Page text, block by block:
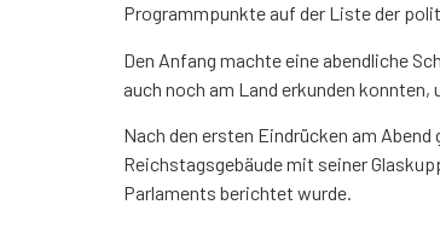
Programmpunkte auf der Liste der
Den Anfang machte eine abendliche
auch noch am Land erkunden
Nach den ersten Eindrücken am
Reichstagsgebäude mit seiner
Parlaments berichtet wurde.